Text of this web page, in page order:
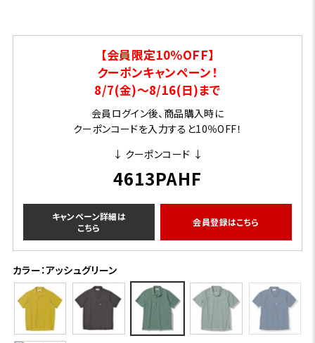
【会員限定10％OFF】
クーポンキャンペーン！
8/7(金)～8/16(日)まで
会員ログイン後、商品購入時に
クーポンコードを入力すると10％OFF！
↓ クーポンコード ↓
4613PAHF
キャンペーン詳細は
こちら
会員登録はこちら
カラー：アッシュグリーン